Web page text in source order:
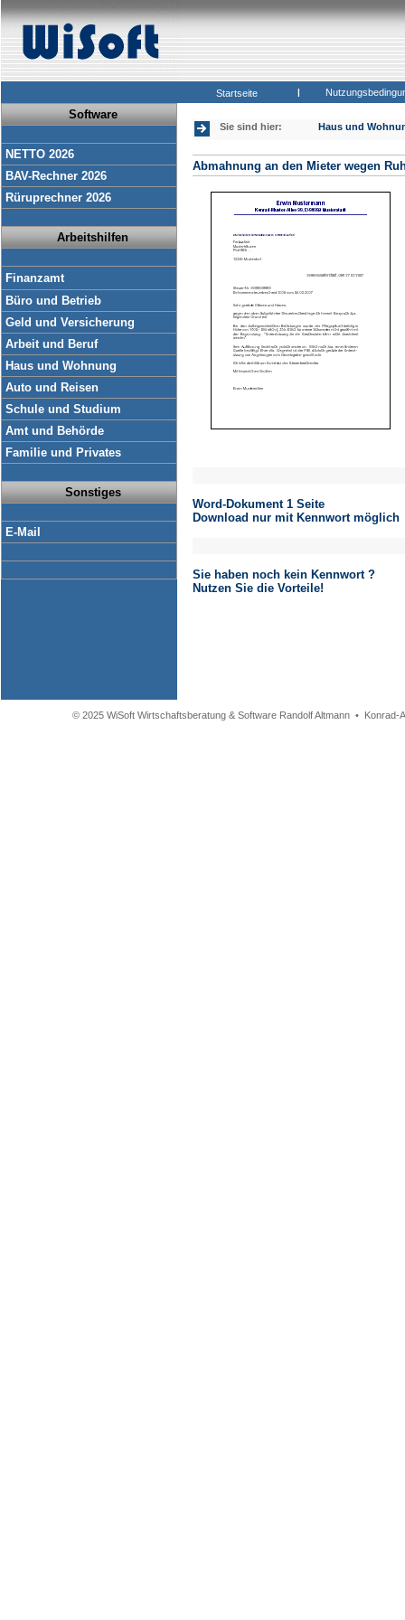
Startseite |
Software
NETTO 2026
BAV-Rechner 2026
Rüruprechner 2026
Arbeitshilfen
Finanzamt
Büro und Betrieb
Geld und Versicherung
Arbeit und Beruf
Haus und Wohnung
Auto und Reisen
Schule und Studium
Amt und Behörde
Familie und Privates
Sonstiges
E-Mail
Sie sind hier: Haus und
Abmahnung an den Mieter wegen
Word-Dokument 1 Seite
Download nur mit Kennwort möglich
Sie haben noch kein Kennwort ?
Nutzen Sie die Vorteile!
© 2025 WiSoft Wirtschaftsberatung & Software Randolf Altmann •